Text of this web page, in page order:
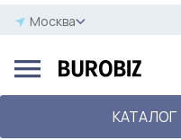
Москва
КАТАЛОГ